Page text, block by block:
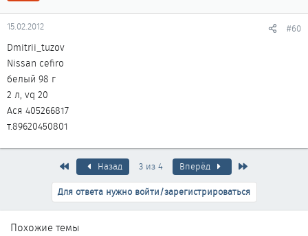
15.02.2012 #60
Dmitrii_tuzov
Nissan cefiro
белый 98 г
2 л, vq 20
Ася 405266817
т.89620450801
ПервыйНазад 3 из 4 Вперёд
Для ответа нужно войти/зарегистрироваться
Похожие темы